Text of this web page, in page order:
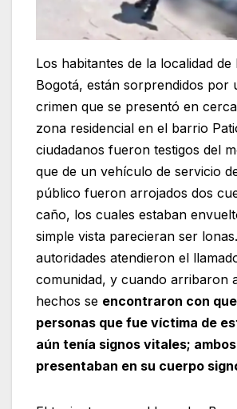
Los habitantes de la localidad de
Bogotá, están sorprendidos por
crimen que se presentó en
zona residencial en el barrio
ciudadanos fueron testigos del
que de un vehículo de servicio
público fueron arrojados dos
caño, los cuales estaban
simple vista parecieran ser
autoridades atendieron el
comunidad, y cuando arribaron
hechos se encontraron con
personas que fue víctima de
aún tenía signos vitales;
presentaban en su cuerpo